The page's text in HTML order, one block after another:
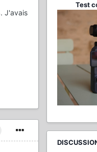
J'avais
Test